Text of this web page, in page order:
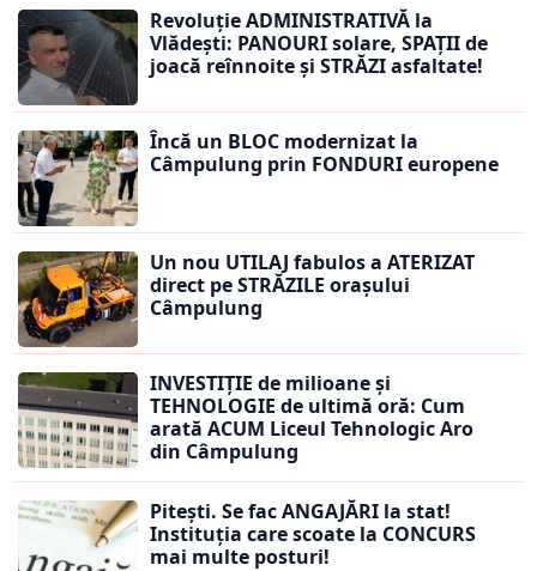
Revoluție ADMINISTRATIVĂ la
Vlădești: PANOURI solare, SPAȚII de
joacă reînnoite și STRĂZI asfaltate!
Încă un BLOC modernizat la
Câmpulung prin FONDURI europene
Un nou UTILAJ fabulos a ATERIZAT
direct pe STRĂZILE orașului
Câmpulung
INVESTIȚIE de milioane și
TEHNOLOGIE de ultimă oră: Cum
arată ACUM Liceul Tehnologic Aro
din Câmpulung
Pitești. Se fac ANGAJĂRI la stat!
Instituția care scoate la CONCURS
mai multe posturi!